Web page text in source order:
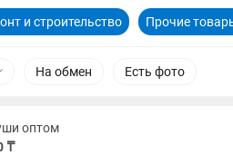
и строительство Прочие
На обмен Есть фото
оптом
₸